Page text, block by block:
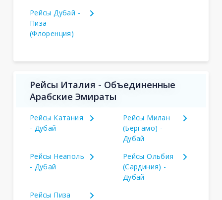
Рейсы Дубай -
Пиза
(Флоренция)
Рейсы Италия - Объединенные
Арабские Эмираты
Рейсы Катания
- Дубай
Рейсы Милан
(Бергамо) -
Дубай
Рейсы Неаполь
- Дубай
Рейсы Ольбия
(Сардиния) -
Дубай
Рейсы Пиза